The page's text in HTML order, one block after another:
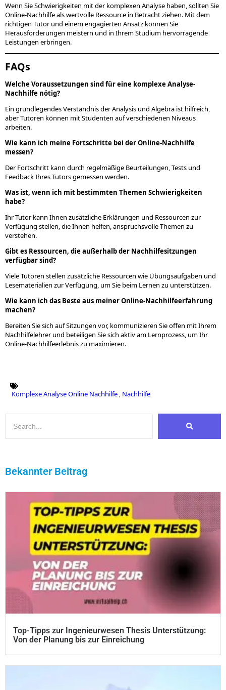
Wenn Sie Schwierigkeiten mit der komplexen Analyse haben, sollten Sie
Online-Nachhilfe als wertvolle Ressource in Betracht ziehen. Mit dem
richtigen Tutor und einem engagierten Ansatz können Sie
Herausforderungen meistern und in Ihrem Studium hervorragende
Leistungen erbringen.
FAQs
Welche Voraussetzungen sind für eine komplexe Analyse-
Nachhilfe nötig?
Ein grundlegendes Verständnis der Analysis und Algebra ist hilfreich,
aber Tutoren können mit Studenten auf verschiedenen Niveaus
arbeiten.
Wie kann ich meine Fortschritte bei der Online-Nachhilfe
messen?
Der Fortschritt kann durch regelmäßige Beurteilungen, Tests und
Feedback Ihres Tutors gemessen werden.
Was ist, wenn ich mit bestimmten Themen Schwierigkeiten
habe?
Ihr Tutor kann Ihnen zusätzliche Erklärungen und Ressourcen zur
Verfügung stellen, die Ihnen helfen, anspruchsvolle Themen zu
verstehen.
Gibt es Ressourcen, die außerhalb der Nachhilfesitzungen
verfügbar sind?
Viele Tutoren stellen zusätzliche Ressourcen wie Übungsaufgaben und
Lesematerialien zur Verfügung, um Sie beim Lernen zu unterstützen.
Wie kann ich das Beste aus meiner Online-Nachhilfeerfahrung
machen?
Bereiten Sie sich auf Sitzungen vor, kommunizieren Sie offen mit Ihrem
Nachhilfelehrer und beteiligen Sie sich aktiv am Lernprozess, um Ihr
Online-Nachhilfeerlebnis zu maximieren.
Komplexe Analyse Online Nachhilfe , Nachhilfe
Bekannter Beitrag
Top-Tipps zur Ingenieurwesen Thesis Unterstützung:
Von der Planung bis zur Einreichung